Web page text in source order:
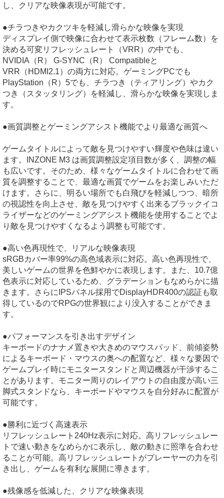
し、クリアな映像表現が可能です。
●チラつきやカクツキを軽減し滑らかな映像を実現
ディスプレイ側で映像に合わせて表示枚数（フレーム数）を
決める可変リフレッシュレート（VRR）の中でも、
NVIDIA（R） G-SYNC（R） Compatibleと
VRR（HDMI2.1）の両方に対応。ゲーミングPCでも
PlayStation（R）5でも、チラつき（ティアリング）やカク
つき（スタッタリング）を軽減し、滑らかな映像を実現しま
す。
●画質調整とゲーミングアシスト機能でより最適な画質へ
ゲームタイトルによって敵を見つけやすい輝度や色味は違い
ます。INZONE M3 は画質調整設定項目数が多く、調整の幅
も広いです。そのため、様々なゲームタイトルに合わせて画
質を調整することで、最適な画質でゲームをお楽しみいただ
けます。さらに、明るい場所でも白飛びを軽減しつつ、暗所
の視認性を向上させ、敵を見つけやすく出来るブラックイコ
ライザーなどのゲーミングアシスト機能を使用することでよ
り敵を見つけやすくなるよう調整も可能です。
●高い色再現性で、リアルな映像表現
sRGBカバー率99%の高色域表示に対応。高い色再現性で、
美しいゲームの世界を色鮮やかに表現します。また、10.7億
色表示に対応しているため、グラデーションもなめらかに描
きます。さらにIPSパネル採用でDisplayHDR400の認証も取
得しているのでRPGの世界観により没入することができま
す。
●パフォーマンスを引き出すデザイン
キーボードのナナメ置きや大きめのマウスパッド、前傾姿勢
によるキーボード・マウスの奥への配置など、様々な要因で
ゲームプレイ時にモニタースタンドと周辺機器が干渉するこ
とがあります。モニター周りのレイアウトの自由度が高い三
脚式スタンドなら、キーボードやマウスを自分好みに配置が
可能です。
●勝利に近づく高速表示
リフレッシュレート240Hz表示に対応。高リフレッシュレー
トで速い動きをなめらかに表示し、敵の動きに照準を合わせ
ることが可能。高リフレッシュレートがプレーヤーの力を引
き出し、ゲームを有利な展開に導きます。
●残像感を低減した、クリアな映像表現